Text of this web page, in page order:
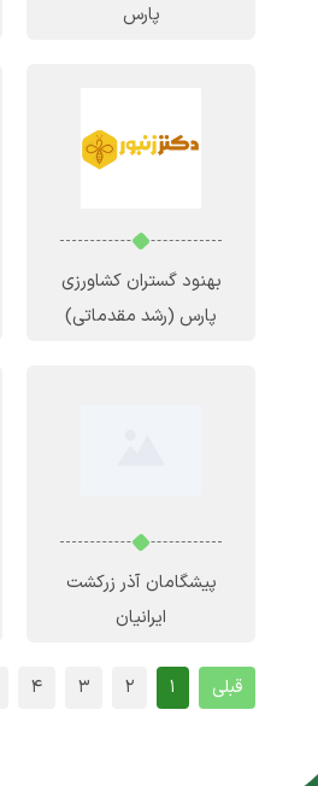
پارس
بهنود گستران کشاورزی
پارس (رشد مقدماتی)
پیشگامان آذر زرکشت
ایرانیان
قبلی 1
2
3
4